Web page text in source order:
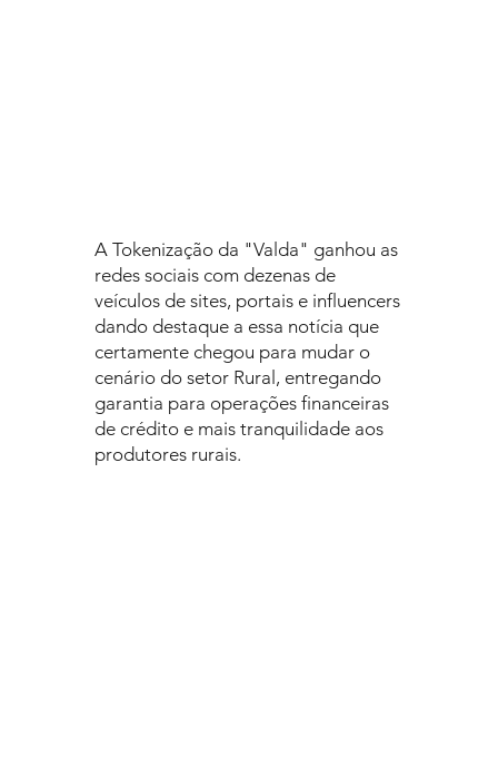
A Tokenização da "Valda" ganhou as
redes sociais com dezenas de
veículos de sites, portais e influencers
dando destaque a essa notícia que
certamente chegou para mudar o
cenário do setor Rural, entregando
garantia para operações financeiras
de crédito e mais tranquilidade aos
produtores rurais.